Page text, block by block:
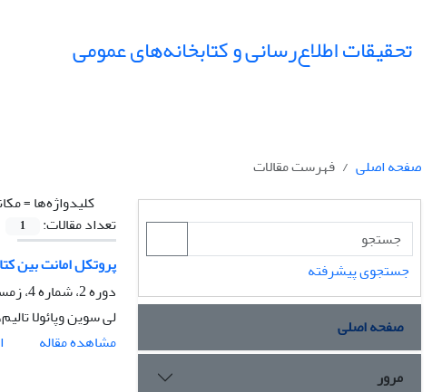
تحقیقات اطلاع‌رسانی و کتابخانه‌های عمومی
صفحه اصلی
فهرست مقالات
کلیدواژه‌ها =
تعداد مقالات:
1
پروتکل امانت بین
دوره 2، شماره 4، زمستان 1375، صفحه
لی سوین وپائولا
مشاهده مقاله
جستجوی پیشرفته
صفحه اصلی
مرور